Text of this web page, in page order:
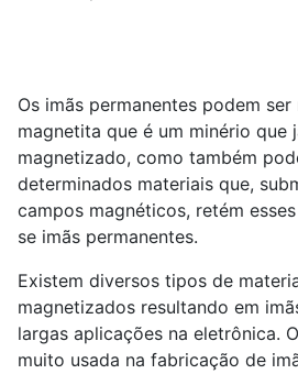
Os imãs permanentes podem
magnetita que é um minério que
magnetizado, como também
determinados materiais que,
campos magnéticos, retém
se imãs permanentes.
Existem diversos tipos de
magnetizados resultando em
largas aplicações na eletrônica.
muito usada na fabricação de